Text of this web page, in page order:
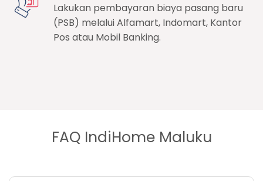
Lakukan pembayaran biaya pasang baru
(PSB) melalui Alfamart, Indomart, Kantor
Pos atau Mobil Banking.
FAQ IndiHome Maluku